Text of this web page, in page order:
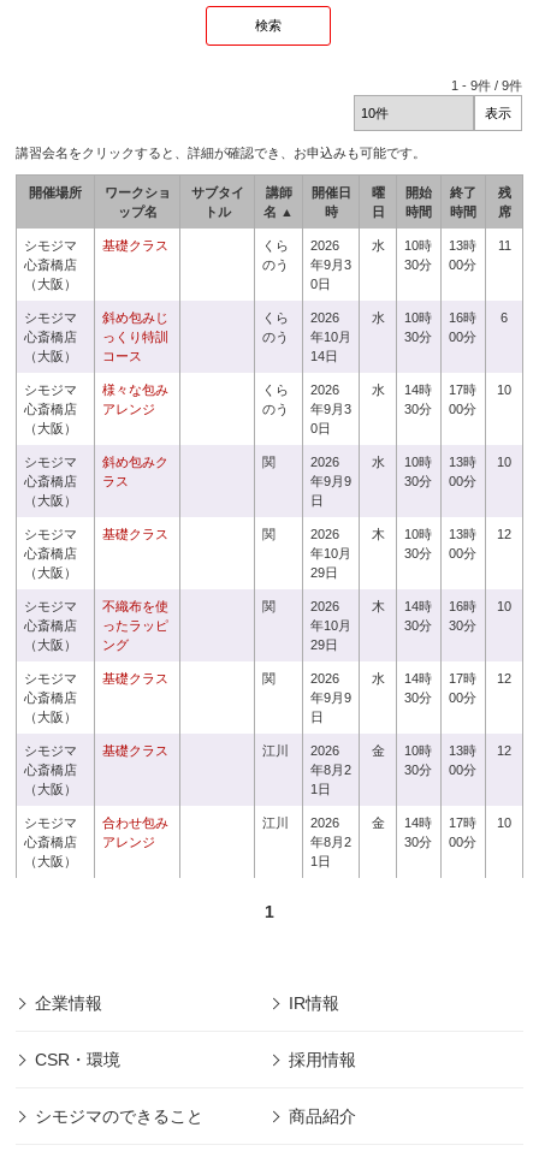
1 -9件 /9件
講習会名をクリックすると、詳細が確認でき、お申込みも可能です。
開催場所
ワークショ
ップ名
サブタイ
トル
講師
名 ▲
開催日
時
曜
日
開始
時間
終了
時間
残
席
シモジマ
心斎橋店
（大阪）
基礎クラス
くら
のう
2026
年9月3
0日
水
10時
30分
13時
00分
11
シモジマ
心斎橋店
（大阪）
斜め包みじ
っくり特訓
コース
くら
のう
2026
年10月
14日
水
10時
30分
16時
00分
6
シモジマ
心斎橋店
（大阪）
様々な包み
アレンジ
くら
のう
2026
年9月3
0日
水
14時
30分
17時
00分
10
シモジマ
心斎橋店
（大阪）
斜め包みク
ラス
関
2026
年9月9
日
水
10時
30分
13時
00分
10
シモジマ
心斎橋店
（大阪）
基礎クラス 関
2026
年10月
29日
木
10時
30分
13時
00分
12
シモジマ
心斎橋店
（大阪）
不織布を使
ったラッピ
ング
関
2026
年10月
29日
木
14時
30分
16時
30分
10
シモジマ
心斎橋店
（大阪）
基礎クラス 関
2026
年9月9
日
水
14時
30分
17時
00分
12
シモジマ
心斎橋店
（大阪）
基礎クラス 江川
2026
年8月2
1日
金
10時
30分
13時
00分
12
シモジマ
心斎橋店
（大阪）
合わせ包み
アレンジ
江川
2026
年8月2
1日
金
14時
30分
17時
00分
10
1
企業情報 IR情報
CSR・環境 採用情報
シモジマのできること 商品紹介